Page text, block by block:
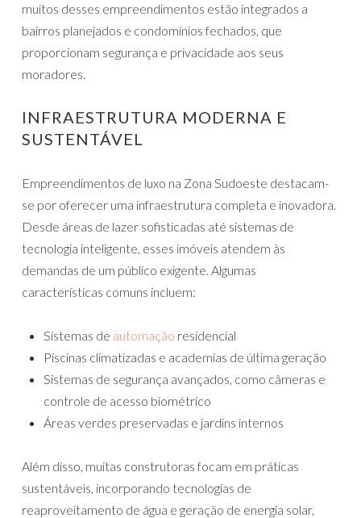
muitos desses empreendimentos estão integrados a
bairros planejados e condomínios fechados, que
proporcionam segurança e privacidade aos seus
moradores.
INFRAESTRUTURA MODERNA E
SUSTENTÁVEL
Empreendimentos de luxo na Zona Sudoeste destacam-
se por oferecer uma infraestrutura completa e inovadora.
Desde áreas de lazer sofisticadas até sistemas de
tecnologia inteligente, esses imóveis atendem às
demandas de um público exigente. Algumas
características comuns incluem:
Sistemas de automação residencial
Piscinas climatizadas e academias de última geração
Sistemas de segurança avançados, como câmeras e
controle de acesso biométrico
Áreas verdes preservadas e jardins internos
Além disso, muitas construtoras focam em práticas
sustentáveis, incorporando tecnologias de
reaproveitamento de água e geração de energia solar,